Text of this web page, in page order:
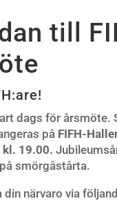
till
dags för årsmöte.
på FIFH-
19.00.
smörgåstårta.
din närvaro via